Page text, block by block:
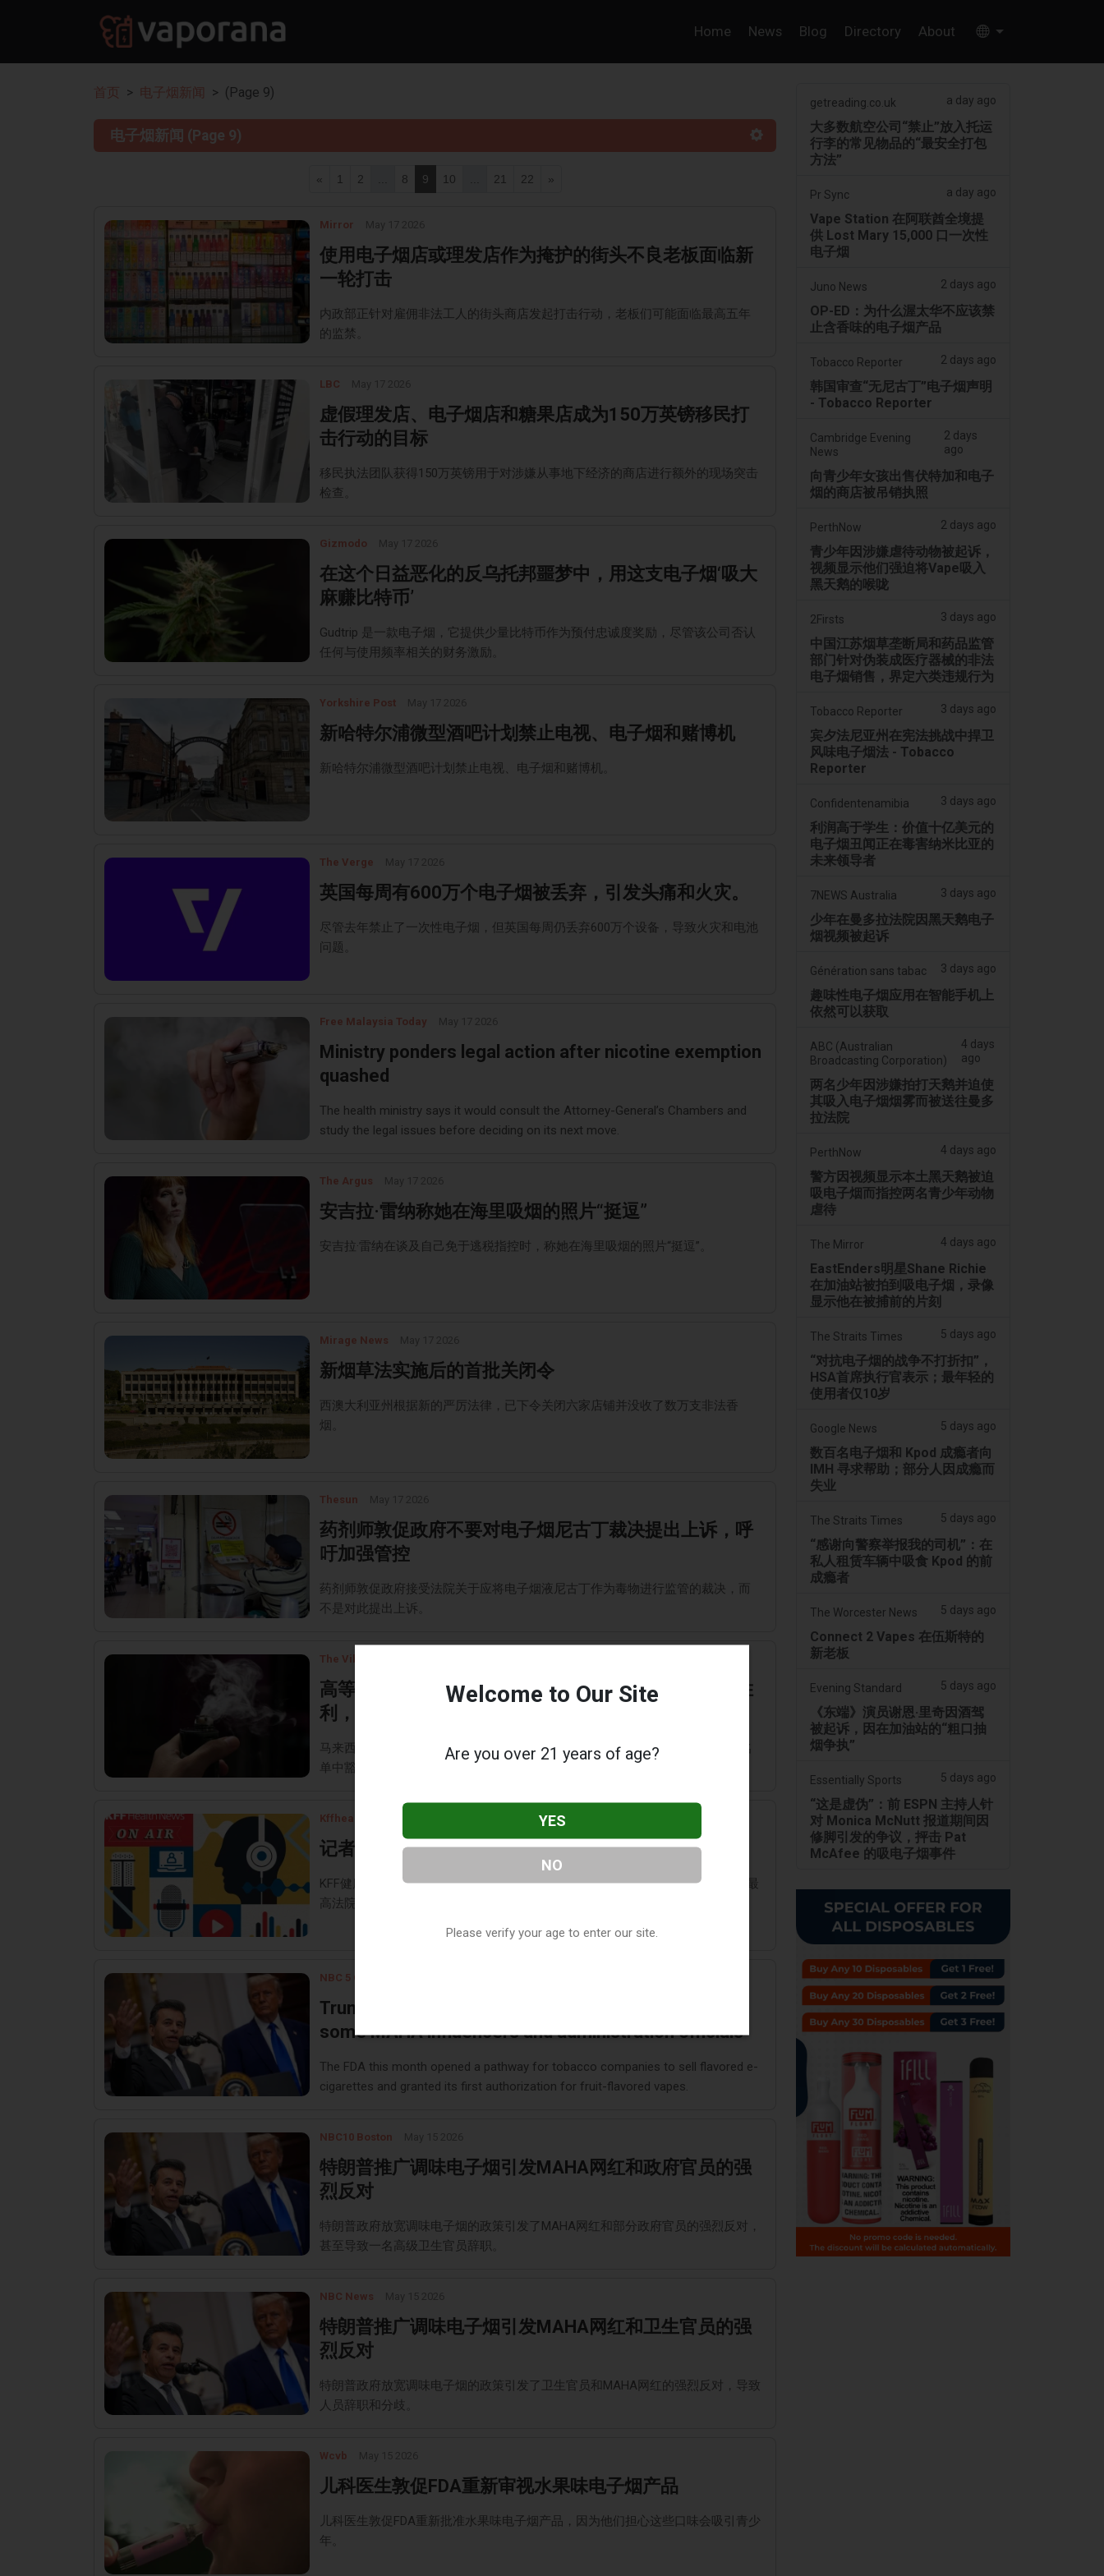
Home News Blog Directory About
首页 电子烟新闻 (Page 9)
电子烟新闻 (Page 9)
« 1 2 8 9 10 21 22 »
Mirror
使用电子烟店或理发店作为掩护的街头不良老板面临新
一轮打击
内政部正针对雇佣非法工人的街头商店发起打击行动，老板们可能面临最高五年
的监禁。
LBC
虚假理发店、电子烟店和糖果店成为150万英镑移民打
击行动的目标
移民执法团队获得150万英镑用于对涉嫌从事地下经济的商店进行额外的现场突击
检查。
Gizmodo
在这个日益恶化的反乌托邦噩梦中，用这支电子烟‘吸大
麻赚比特币’
Gudtrip 是一款电子烟，它提供少量比特币作为预付忠诚度奖励，尽管该公司否认
任何与使用频率相关的财务激励。
Yorkshire Post
新哈特尔浦微型酒吧计划禁止电视、电子烟和赌博机
新哈特尔浦微型酒吧计划禁止电视、电子烟和赌博机。
The Verge
英国每周有600万个电子烟被丢弃，引发头痛和火灾。
尽管去年禁止了一次性电子烟，但英国每周仍丢弃600万个设备，导致火灾和电池
问题。
Free Malaysia Today
Ministry ponders legal action after nicotine exemption
quashed
The health ministry says it would consult the Attorney-General’s Chambers and
study the legal issues before deciding on its next move.
The Argus
安吉拉·雷纳称她在海里吸烟的照片“挺逗”
安吉拉·雷纳在谈及自己免于逃税指控时，称她在海里吸烟的照片“挺逗”。
Mirage News
新烟草法实施后的首批关闭令
西澳大利亚州根据新的严厉法律，已下令关闭六家店铺并没收了数万支非法香
烟。
Thesun
药剂师敦促政府不要对电子烟尼古丁裁决提出上诉，呼
吁加强管控
药剂师敦促政府接受法院关于应将电子烟液尼古丁作为毒物进行监管的裁决，而
不是对此提出上诉。
The Vibes
高等法院尼古丁裁决备受赞誉，被视为重大公共卫生胜
利， vape 担忧日益加剧
马来西亚高等法院裁定政府2023年将电子烟产品中的液体和凝胶尼古丁从毒物名
单中豁免的决定非法且不合理，这一裁决被卫生界视为重大公共卫生胜利。
Kffhealthnews Org
记者解读疫苗、电子烟和特朗普医疗计划最新动态
KFF健康新闻记者讨论了联邦政府在疫苗、电子烟和药物获取方面的政策，以及最
高法院关于堕胎药的裁决。
NBC 5 Chicago
Trump's flavored vape push sparks backlash from
some MAHA influencers and administration officials
The FDA this month opened a pathway for tobacco companies to sell flavored e-
cigarettes and granted its first authorization for fruit-flavored vapes.
NBC10 Boston
特朗普推广调味电子烟引发MAHA网红和政府官员的强
烈反对
特朗普政府放宽调味电子烟的政策引发了MAHA网红和部分政府官员的强烈反对，
甚至导致一名高级卫生官员辞职。
NBC News
特朗普推广调味电子烟引发MAHA网红和卫生官员的强
烈反对
特朗普政府放宽调味电子烟的政策引发了卫生官员和MAHA网红的强烈反对，导致
人员辞职和分歧。
Wcvb
儿科医生敦促FDA重新审视水果味电子烟产品
儿科医生敦促FDA重新批准水果味电子烟产品，因为他们担心这些口味会吸引青少
年。
getreading.co.uk a day ago
大多数航空公司“禁止”放入托运
行李的常见物品的“最安全打包
方法”
Pr Sync a day ago
Vape Station 在阿联酋全境提
供 Lost Mary 15,000 口一次性
电子烟
Juno News 2 days ago
OP-ED：为什么渥太华不应该禁
止含香味的电子烟产品
Tobacco Reporter 2 days ago
韩国审查“无尼古丁”电子烟声明
- Tobacco Reporter
Cambridge Evening
News
2 days
ago
向青少年女孩出售伏特加和电子
烟的商店被吊销执照
PerthNow 2 days ago
青少年因涉嫌虐待动物被起诉，
视频显示他们强迫将Vape吸入
黑天鹅的喉咙
2Firsts 3 days ago
中国江苏烟草垄断局和药品监管
部门针对伪装成医疗器械的非法
电子烟销售，界定六类违规行为
Tobacco Reporter 3 days ago
宾夕法尼亚州在宪法挑战中捍卫
风味电子烟法 - Tobacco
Reporter
Confidentenamibia 3 days ago
利润高于学生：价值十亿美元的
电子烟丑闻正在毒害纳米比亚的
未来领导者
7NEWS Australia 3 days ago
少年在曼多拉法院因黑天鹅电子
烟视频被起诉
Génération sans tabac 3 days ago
趣味性电子烟应用在智能手机上
依然可以获取
ABC (Australian
Broadcasting Corporation)
4 days
ago
两名少年因涉嫌拍打天鹅并迫使
其吸入电子烟烟雾而被送往曼多
拉法院
PerthNow 4 days ago
警方因视频显示本土黑天鹅被迫
吸电子烟而指控两名青少年动物
虐待
The Mirror 4 days ago
EastEnders明星Shane Richie
在加油站被拍到吸电子烟，录像
显示他在被捕前的片刻
The Straits Times 5 days ago
“对抗电子烟的战争不打折扣”，
HSA首席执行官表示；最年轻的
使用者仅10岁
Google News 5 days ago
数百名电子烟和 Kpod 成瘾者向
IMH 寻求帮助；部分人因成瘾而
失业
The Straits Times 5 days ago
“感谢向警察举报我的司机”：在
私人租赁车辆中吸食 Kpod 的前
成瘾者
The Worcester News 5 days ago
Connect 2 Vapes 在伍斯特的
新老板
Evening Standard 5 days ago
《东端》演员谢恩·里奇因酒驾
被起诉，因在加油站的“粗口抽
烟争执”
Essentially Sports 5 days ago
“这是虚伪”：前 ESPN 主持人针
对 Monica McNutt 报道期间因
修脚引发的争议，抨击 Pat
McAfee 的吸电子烟事件
Welcome to Our Site
Are you over 21 years of age?
YES
NO
Please verify your age to enter our site.